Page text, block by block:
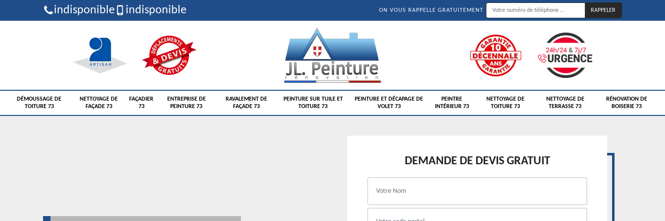
indisponible indisponible ON VOUS RAPPELLE GRATUITEMENT
DÉMOUSSAGE DE
TOITURE 73
NETTOYAGE DE
FAÇADE 73
FAÇADIER
73
ENTREPRISE DE
PEINTURE 73
RAVALEMENT DE
FAÇADE 73
PEINTURE SUR TUILE ET
TOITURE 73
PEINTURE ET DÉCAPAGE DE
VOLET 73
PEINTRE
INTÉRIEUR 73
NETTOYAGE DE
TOITURE 73
NETTOYAGE DE
TERRASSE 73
RÉNOVATION DE
BOISERIE 73
DEMANDE DE DEVIS GRATUIT